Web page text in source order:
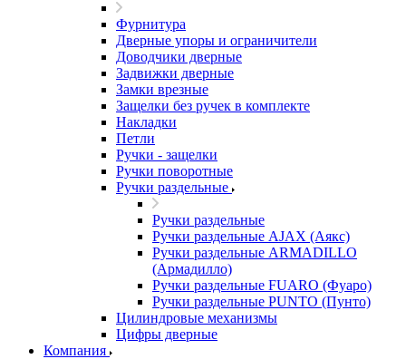
Фурнитура
Дверные упоры и ограничители
Доводчики дверные
Задвижки дверные
Замки врезные
Защелки без ручек в комплекте
Накладки
Петли
Ручки - защелки
Ручки поворотные
Ручки раздельные
Ручки раздельные
Ручки раздельные AJAX (Аякс)
Ручки раздельные ARMADILLO
(Армадилло)
Ручки раздельные FUARO (Фуаро)
Ручки раздельные PUNTO (Пунто)
Цилиндровые механизмы
Цифры дверные
Компания